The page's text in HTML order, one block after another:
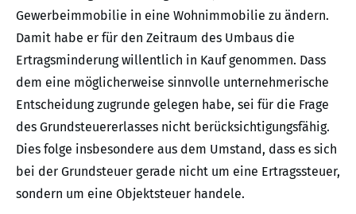
Gewerbeimmobilie in eine Wohnimmobilie zu ändern.
Damit habe er für den Zeitraum des Umbaus die
Ertragsminderung willentlich in Kauf genommen. Dass
dem eine möglicherweise sinnvolle unternehmerische
Entscheidung zugrunde gelegen habe, sei für die Frage
des Grundsteuererlasses nicht berücksichtigungsfähig.
Dies folge insbesondere aus dem Umstand, dass es sich
bei der Grundsteuer gerade nicht um eine Ertragssteuer,
sondern um eine Objektsteuer handele.